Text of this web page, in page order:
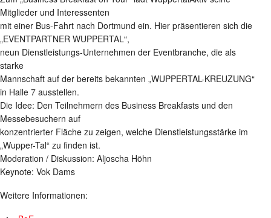
Mitglieder und Interessenten
mit einer Bus-Fahrt nach Dortmund ein. Hier präsentieren sich die
„EVENTPARTNER WUPPERTAL“,
neun Dienstleistungs-Unternehmen der Eventbranche, die als
starke
Mannschaft auf der bereits bekannten „WUPPERTAL-KREUZUNG“
in Halle 7 ausstellen.
Die Idee: Den Teilnehmern des Business Breakfasts und den
Messebesuchern auf
konzentrierter Fläche zu zeigen, welche Dienstleistungsstärke im
„Wupper-Tal“ zu finden ist.
Moderation / Diskussion: Aljoscha Höhn
Keynote: Vok Dams
Weitere Informationen: